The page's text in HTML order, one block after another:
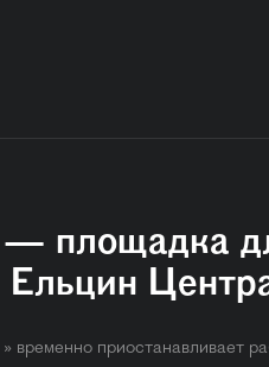
— площадка
Ельцин
приостанавливает